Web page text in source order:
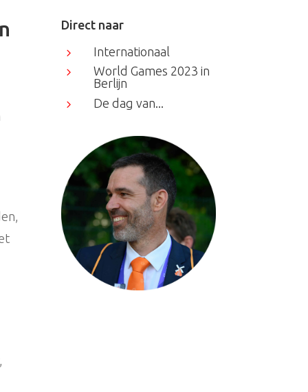
Direct naar
5
Internationaal
5
World Games 2023 in
Berlijn
5
De dag van...